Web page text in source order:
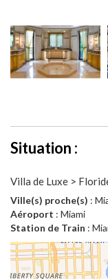
Situation :
Villa de Luxe >
Ville(s) proche(s) :
Aéroport : Miami
Station de Train :